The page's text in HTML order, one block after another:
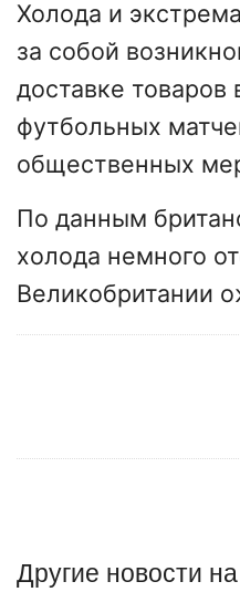
Холода и
за собой
доставке
футбольных
общественных
По данным
холода немного
Великобритании
Другие новости